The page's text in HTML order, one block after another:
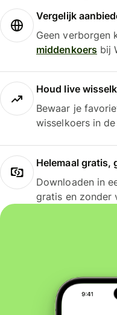
Vergelijk
Geen verborgen
middenkoersbij
Houd live
Bewaar je
wisselkoers in
Helemaal gratis,
Downloaden in
gratis en zonder